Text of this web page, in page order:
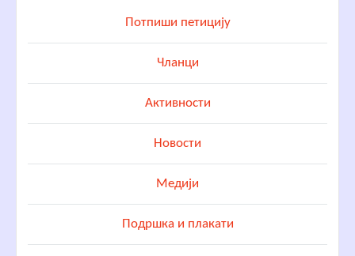
Потпиши петицију
Чланци
Активности
Новости
Медији
Подршка и плакати